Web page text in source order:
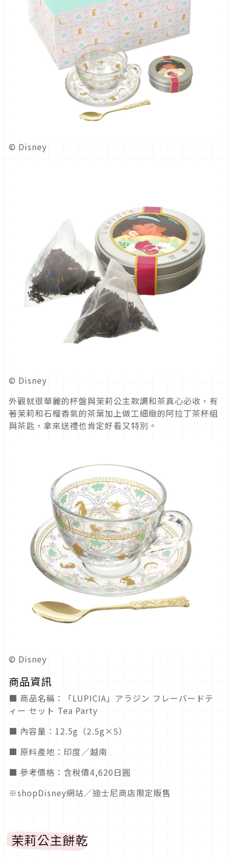
© Disney
© Disney
外觀就很華麗的杯盤與茉莉公主款調和茶真心必收，有
著茉莉和石榴香氣的茶葉加上做工細緻的阿拉丁茶杯組
與茶匙，拿來送禮也肯定好看又特別。
© Disney
商品資訊
■ 商品名稱：「LUPICIA」アラジン フレーバードテ
ィー セット Tea Party
■ 內容量：12.5g（2.5g×5）
■ 原料產地：印度／越南
■ 參考價格：含稅價4,620日圓
※shopDisney網站／迪士尼商店限定販售
茉莉公主餅乾